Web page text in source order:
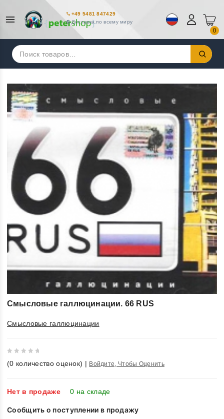
+49 5481 847429
Доставка по всему миру
0
Искать:
Смысловые галлюцинации. 66 RUS
Смысловые галлюцинации
out
of
5
(0 количество оценок) | Войдите, Чтобы Оценить
Нет в продаже 0 на складе
Сообщить о поступлении в продажу